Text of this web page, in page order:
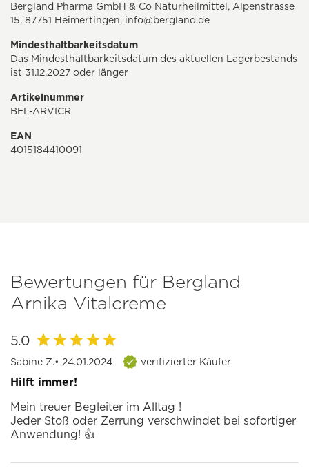
Bergland Pharma GmbH & Co Naturheilmittel, Alpenstrasse
15, 87751 Heimertingen, info@bergland.de
Mindesthaltbarkeitsdatum
Das Mindesthaltbarkeitsdatum des aktuellen Lagerbestands
ist 31.12.2027 oder länger
Artikelnummer
BEL-ARVICR
EAN
4015184410091
Bewertungen für Bergland
Arnika Vitalcreme
5.0
Sabine Z.• 24.01.2024 verifizierter Käufer
Hilft immer!
Mein treuer Begleiter im Alltag !
Jeder Stoß oder Zerrung verschwindet bei sofortiger
Anwendung! 👍